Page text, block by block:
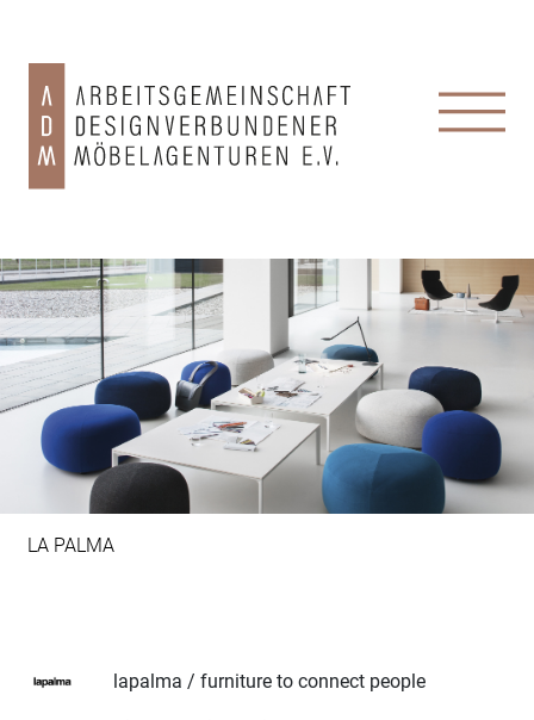
LA PALMA
lapalma / furniture to connect people